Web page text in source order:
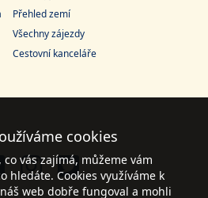
Přehled zemí
Všechny zájezdy
Cestovní kanceláře
cookies
vás zajímá, můžeme vám
hledáte. Cookies využíváme k
web dobře fungoval a mohli